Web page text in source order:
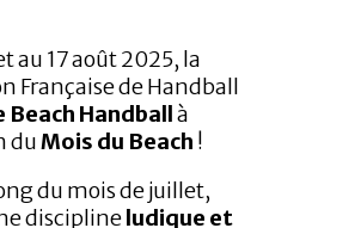
au 17 août 2025, la
Française de Handball
Beach Handballà
duMois du Beach !
du mois de juillet,
disciplineludique et